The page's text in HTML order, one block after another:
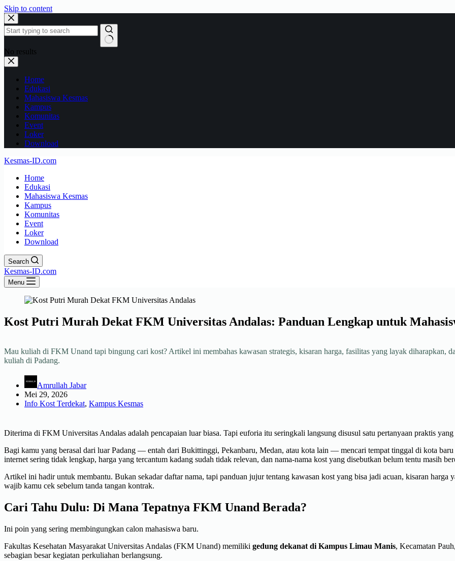
Skip to content
No results
Home
Edukasi
Mahasiswa Kesmas
Kampus
Komunitas
Event
Loker
Download
Kesmas-ID.com
Home
Edukasi
Mahasiswa Kesmas
Kampus
Komunitas
Event
Loker
Download
Search
Kesmas-ID.com
Menu
Kost Putri Murah Dekat FKM Universitas Andalas: Panduan Lengkap untuk
Mau kuliah di FKM Unand tapi bingung cari kost? Artikel ini membahas kawasan strategis, kisaran harga, fasilitas yang layak diharapkan,
kuliah di Padang.
Amrullah Jabar
Mei 29, 2026
Info Kost Terdekat, Kampus Kesmas
Diterima di FKM Universitas Andalas adalah pencapaian luar biasa. Tapi euforia itu seringkali langsung disusul satu pertanyaan praktis
Bagi kamu yang berasal dari luar Padang — entah dari Bukittinggi, Pekanbaru, Medan, atau kota lain — mencari tempat tinggal di kota baru
internet sering tidak lengkap, harga yang tercantum kadang sudah tidak relevan, dan nama-nama kost yang disebutkan belum tentu masih
Artikel ini hadir untuk membantu. Bukan sekadar daftar nama, tapi panduan jujur tentang kawasan kost yang bisa jadi acuan, kisaran
wajib kamu cek sebelum tanda tangan kontrak.
Cari Tahu Dulu: Di Mana Tepatnya FKM Unand Berada?
Ini poin yang sering membingungkan calon mahasiswa baru.
Fakultas Kesehatan Masyarakat Universitas Andalas (FKM Unand) memiliki gedung dekanat di Kampus Limau Manis, Kecamatan
sebagian besar kegiatan perkuliahan berlangsung.